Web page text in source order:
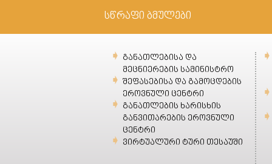
სწრაფი ბმულები
განათლებისა და
მეცნიერების სამინისტრო
შეფასებისა და გამოცდების
ეროვნული ცენტრი
განათლების ხარისხის
განვითარების ეროვნული
ცენტრი
ვირტუალური ტური თესაუში